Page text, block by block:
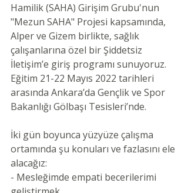
Hamilik (SAHA) Girişim Grubu'nun
"Mezun SAHA" Projesi kapsamında,
Alper ve Gizem birlikte, sağlık
çalışanlarına özel bir Şiddetsiz
İletişim’e giriş programı sunuyoruz.
Eğitim 21-22 Mayıs 2022 tarihleri
arasında Ankara’da Gençlik ve Spor
Bakanlığı Gölbaşı Tesisleri’nde.
İki gün boyunca yüzyüze çalışma
ortamında şu konuları ve fazlasını ele
alacağız:
- Mesleğimde empati becerilerimi